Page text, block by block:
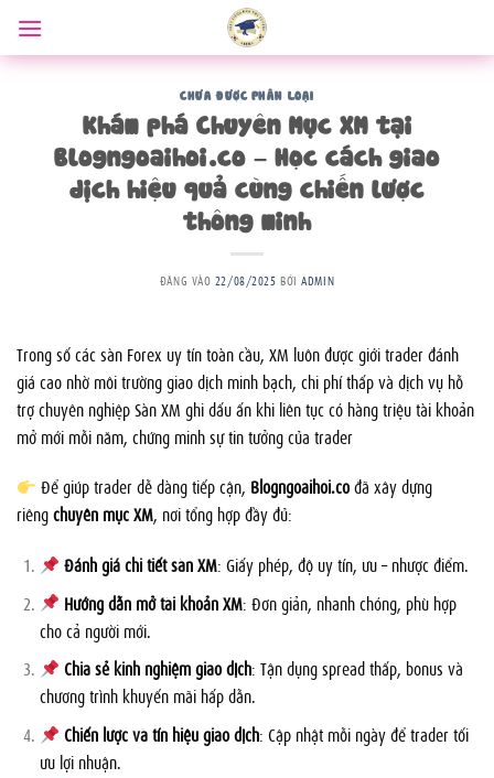
qua
nội
CHƯA ĐƯỢC PHÂN LOẠI
Khám phá Chuyên Mục XM tại
Blogngoaihoi.co – Học cách giao
dịch hiệu quả cùng chiến lược
thông minh
ĐĂNG VÀO 22/08/2025 BỞIADMIN
Trong số các sàn Forex uy tín toàn cầu, XM luôn được giới trader đánh
giá cao nhờ môi trường giao dịch minh bạch, chi phí thấp và dịch vụ hỗ
trợ chuyên nghiệp Sàn XM ghi dấu ấn khi liên tục có hàng triệu tài khoản
mở mới mỗi năm, chứng minh sự tin tưởng của trader
Để giúp trader dễ dàng tiếp cận, Blogngoaihoi.cođã xây dựng
riêngchuyên mục XM, nơi tổng hợp đầy đủ:
Đánh giá chi tiết sàn XM: Giấy phép, độ uy tín, ưu – nhược điểm.
Hướng dẫn mở tài khoản XM: Đơn giản, nhanh chóng, phù hợp
cho cả người mới.
Chia sẻ kinh nghiệm giao dịch: Tận dụng spread thấp, bonus và
chương trình khuyến mãi hấp dẫn.
Chiến lược và tín hiệu giao dịch: Cập nhật mỗi ngày để trader tối
ưu lợi nhuận.